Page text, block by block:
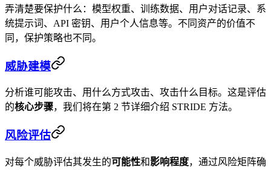
弄清楚要保护什么：模型权重、训练数据、用户对话记录、系
统提示词、API 密钥、用户个人信息等。不同资产的价值不
同，保护策略也不同。
威胁建模
分析谁可能攻击、用什么方式攻击、攻击什么目标。这是评估
的核心步骤，我们将在第 2 节详细介绍 STRIDE 方法。
风险评估
对每个威胁评估其发生的可能性和影响程度，通过风险矩阵确